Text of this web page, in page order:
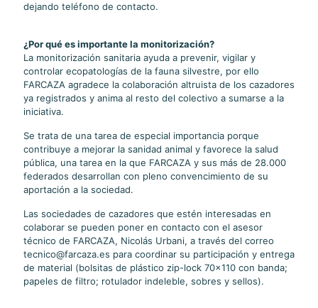
dejando teléfono de contacto.
¿Por qué es importante la monitorización?
La monitorización sanitaria ayuda a prevenir, vigilar y
controlar ecopatologías de la fauna silvestre, por ello
FARCAZA agradece la colaboración altruista de los cazadores
ya registrados y anima al resto del colectivo a sumarse a la
iniciativa.
Se trata de una tarea de especial importancia porque
contribuye a mejorar la sanidad animal y favorece la salud
pública, una tarea en la que FARCAZA y sus más de 28.000
federados desarrollan con pleno convencimiento de su
aportación a la sociedad.
Las sociedades de cazadores que estén interesadas en
colaborar se pueden poner en contacto con el asesor
técnico de FARCAZA, Nicolás Urbani, a través del correo
tecnico@farcaza.es para coordinar su participación y entrega
de material (bolsitas de plástico zip-lock 70x110 con banda;
papeles de filtro; rotulador indeleble, sobres y sellos).